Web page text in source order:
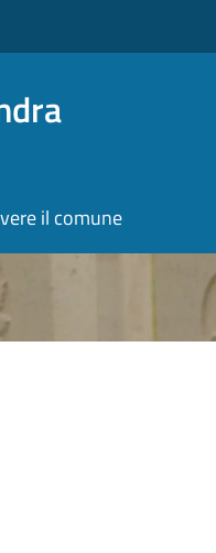
il comune